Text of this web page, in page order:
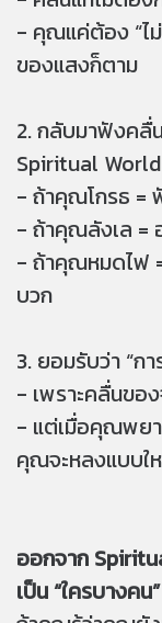
- คุณแค่ต้อง “ไ
ของแสงก็ตาม
2. กลับมาฟังคลื่
Spiritual
- ถ้าคุณโกรธ =
- ถ้าคุณลังเล =
- ถ้าคุณหมดไฟ
บวก
3. ยอมรับว่า “ก
- เพราะคลื่นขอ
- แต่เมื่อคุณพยา
คุณจะหลงแบบใ
ออกจาก
เป็น “ใครบางค